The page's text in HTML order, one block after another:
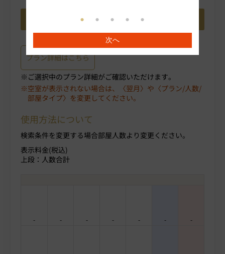
次へ
プラン詳細はこちら
ご選択中のプラン詳細がご確認いただけます。
空室が表示されない場合は、〈翌月〉や〈プラン/人数/
部屋タイプ〉を変更してください。
使用方法について
検索条件を変更する場合部屋人数より変更ください。
表示料金(税込)
上段：人数合計
- - - - - - -